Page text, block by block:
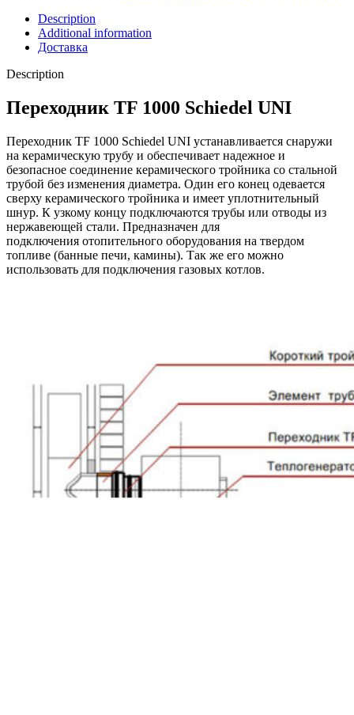
Description
Additional information
Доставка
Description
Переходник TF 1000 Schiedel UNI
Переходник TF 1000 Schiedel UNI устанавливается снаружи
на керамическую трубу и обеспечивает надежное и
безопасное соединение керамического тройника со стальной
трубой без изменения диаметра. Один его конец одевается
сверху керамического тройника и имеет уплотнительный
шнур. К узкому концу подключаются трубы или отводы из
нержавеющей стали. Предназначен для
подключения отопительного оборудования на твердом
топливе (банные печи, камины). Так же его можно
использовать для подключения газовых котлов.